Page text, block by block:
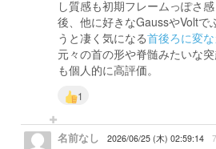
し質感も初期フレームっぽさ
後、他に好きなGaussやVoltで
うと凄く気になる首後ろに変
元々の首の形や脊髄みたいな
も個人的に高評価。
1
名前なし 2026/06/25 (木) 02:59:14